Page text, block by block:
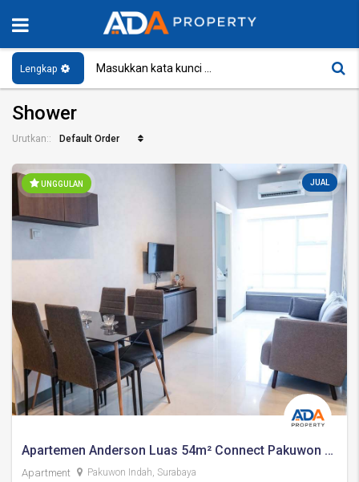
Lengkap
Shower
Urutkan:: Default Order
UNGGULAN JUAL
Apartemen Anderson Luas 54m² Connect Pakuwon Mall, Full Furnished Siap Huni
Apartment Pakuwon Indah, Surabaya